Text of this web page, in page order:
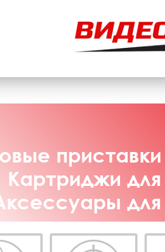
Картриджи
для